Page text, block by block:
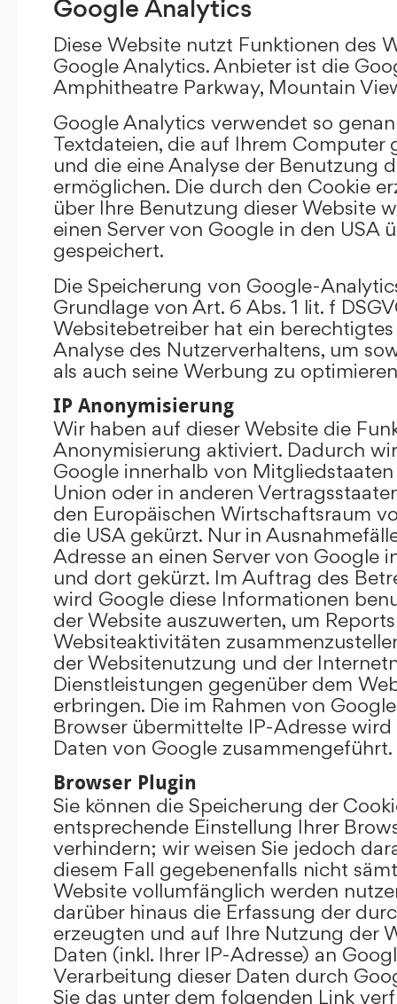
Google Analytics
Diese Website nutzt Funktionen des
Google Analytics. Anbieter ist die
Amphitheatre Parkway, Mountain
Google Analytics verwendet so
Textdateien, die auf Ihrem Computer
und die eine Analyse der Benutzung
ermöglichen. Die durch den Cookie
über Ihre Benutzung dieser Website
einen Server von Google in den USA
gespeichert.
Die Speicherung von Google-
Grundlage von Art. 6 Abs. 1 lit. f
Websitebetreiber hat ein berechtigtes
Analyse des Nutzerverhaltens, um
als auch seine Werbung zu
IP Anonymisierung
Wir haben auf dieser Website die
Anonymisierung aktiviert. Dadurch
Google innerhalb von
Union oder in anderen
den Europäischen Wirtschaftsraum
die USA gekürzt. Nur in
Adresse an einen Server von Google
und dort gekürzt. Im Auftrag des
wird Google diese Informationen
der Website auszuwerten, um
Websiteaktivitäten
der Websitenutzung und der
Dienstleistungen gegenüber dem
erbringen. Die im Rahmen von
Browser übermittelte IP-Adresse
Daten von Google zusammengeführt.
Browser Plugin
Sie können die Speicherung der
entsprechende Einstellung Ihrer
verhindern; wir weisen Sie jedoch
diesem Fall gegebenenfalls nicht
Website vollumfänglich werden
darüber hinaus die Erfassung der
erzeugten und auf Ihre Nutzung der
Daten (inkl. Ihrer IP-Adresse) an
Verarbeitung dieser Daten durch
Sie das unter dem folgenden Link